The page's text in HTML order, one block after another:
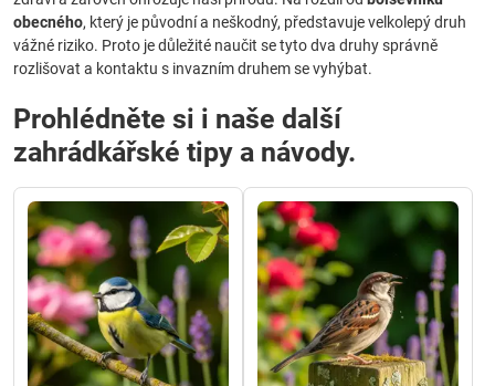
obecného, který je původní a neškodný, představuje velkolepý druh
vážné riziko. Proto je důležité naučit se tyto dva druhy správně
rozlišovat a kontaktu s invazním druhem se vyhýbat.
Prohlédněte si i naše další
zahrádkářské tipy a návody.